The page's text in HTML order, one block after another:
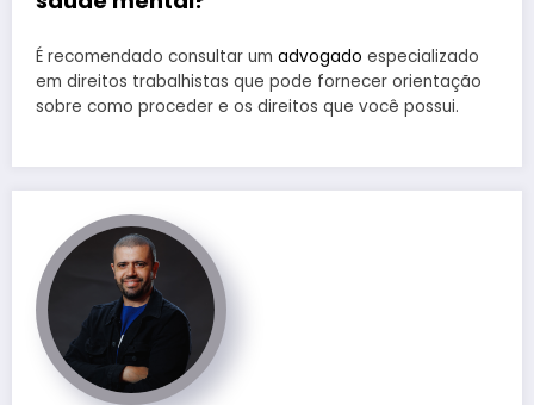
É recomendado consultar um advogado especializado
em direitos trabalhistas que pode fornecer orientação
sobre como proceder e os direitos que você possui.